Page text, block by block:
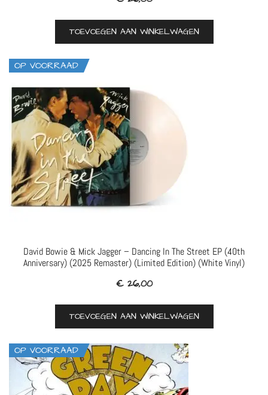
TOEVOEGEN AAN WINKELWAGEN
OP VOORRAAD
David Bowie & Mick Jagger – Dancing In The Street EP (40th
Anniversary) (2025 Remaster) (Limited Edition) (White Vinyl)
€26,00
TOEVOEGEN AAN WINKELWAGEN
OP VOORRAAD